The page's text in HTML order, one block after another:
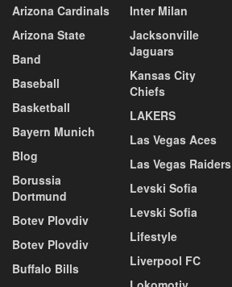
Arizona Cardinals
Arizona State
Band
Baseball
Basketball
Bayern Munich
Blog
Borussia
Dortmund
Botev Plovdiv
Botev Plovdiv
Buffalo Bills
Inter Milan
Jacksonville
Jaguars
Kansas City
Chiefs
LAKERS
Las Vegas Aces
Las Vegas Raiders
Levski Sofia
Levski Sofia
Lifestyle
Liverpool FC